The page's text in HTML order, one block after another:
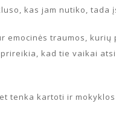
kas jam nutiko, tada
emocinės traumos, kurių
kad tie vaikai
tenka kartoti ir